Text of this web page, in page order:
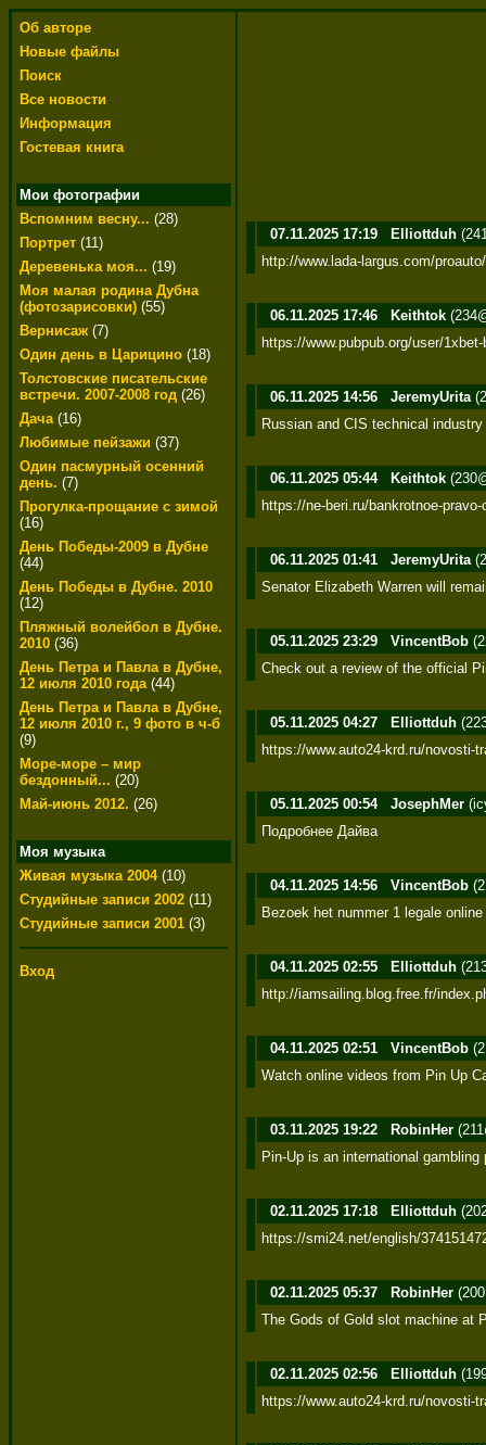
Об авторе
Новые файлы
Поиск
Все новости
Информация
Гостевая книга
Мои фотографии
Вспомним весну... (28)
Портрет (11)
Деревенька моя... (19)
Моя малая родина Дубна
(фотозарисовки) (55)
Вернисаж (7)
Один день в Царицино (18)
Толстовские писательские
встречи. 2007-2008 год (26)
Дача(16)
Любимые пейзажи (37)
Один пасмурный осенний
день. (7)
Прогулка-прощание с зимой
(16)
День Победы-2009 в Дубне
(44)
День Победы в Дубне. 2010
(12)
Пляжный волейбол в Дубне.
2010 (36)
День Петра и Павла в Дубне,
12 июля 2010 года(44)
День Петра и Павла в Дубне,
12 июля 2010 г., 9 фото в ч-б
(9)
Море-море – мир
бездонный... (20)
Май-июнь 2012. (26)
Моя музыка
Живая музыка 2004(10)
Студийные записи 2002 (11)
Студийные записи 2001 (3)
Вход
07.11.2025 17:19 Elliottduh
http://www.lada-largus.com/
06.11.2025 17:46 Keithtok
https://www.pubpub.org/user/
06.11.2025 14:56 JeremyUrita
Russian and CIS technical
06.11.2025 05:44 Keithtok
https://ne-beri.ru/bankrotnoe-
06.11.2025 01:41 JeremyUrita
Senator Elizabeth Warren will
05.11.2025 23:29 VincentBob
Check out a review of the official
05.11.2025 04:27 Elliottduh
https://www.auto24-krd.ru/novosti-
05.11.2025 00:54 JosephMer
Подробнее Дайва
04.11.2025 14:56 VincentBob
Bezoek het nummer 1 legale
04.11.2025 02:55 Elliottduh
http://iamsailing.blog.free.fr/
04.11.2025 02:51 VincentBob
Watch online videos from Pin Up
03.11.2025 19:22 RobinHer
Pin-Up is an international
02.11.2025 17:18 Elliottduh
https://smi24.net/english/
02.11.2025 05:37 RobinHer
The Gods of Gold slot machine at
02.11.2025 02:56 Elliottduh
https://www.auto24-krd.ru/novosti-